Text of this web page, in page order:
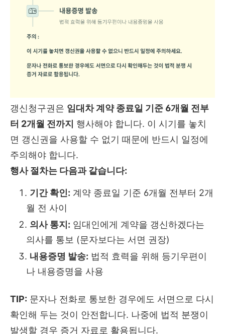
갱신청구권은 임대차 계약 종료일 기준 6개월 전부
터 2개월 전까지 행사해야 합니다. 이 시기를 놓치
면 갱신권을 사용할 수 없기 때문에 반드시 일정에
주의해야 합니다.
행사 절차는 다음과 같습니다:
기간 확인: 계약 종료일 기준 6개월 전부터 2개
월 전 사이
의사 통지: 임대인에게 계약을 갱신하겠다는
의사를 통보 (문자보다는 서면 권장)
내용증명 발송: 법적 효력을 위해 등기우편이
나 내용증명을 사용
TIP: 문자나 전화로 통보한 경우에도 서면으로 다시
확인해 두는 것이 안전합니다. 나중에 법적 분쟁이
발생할 경우 증거 자료로 활용됩니다.